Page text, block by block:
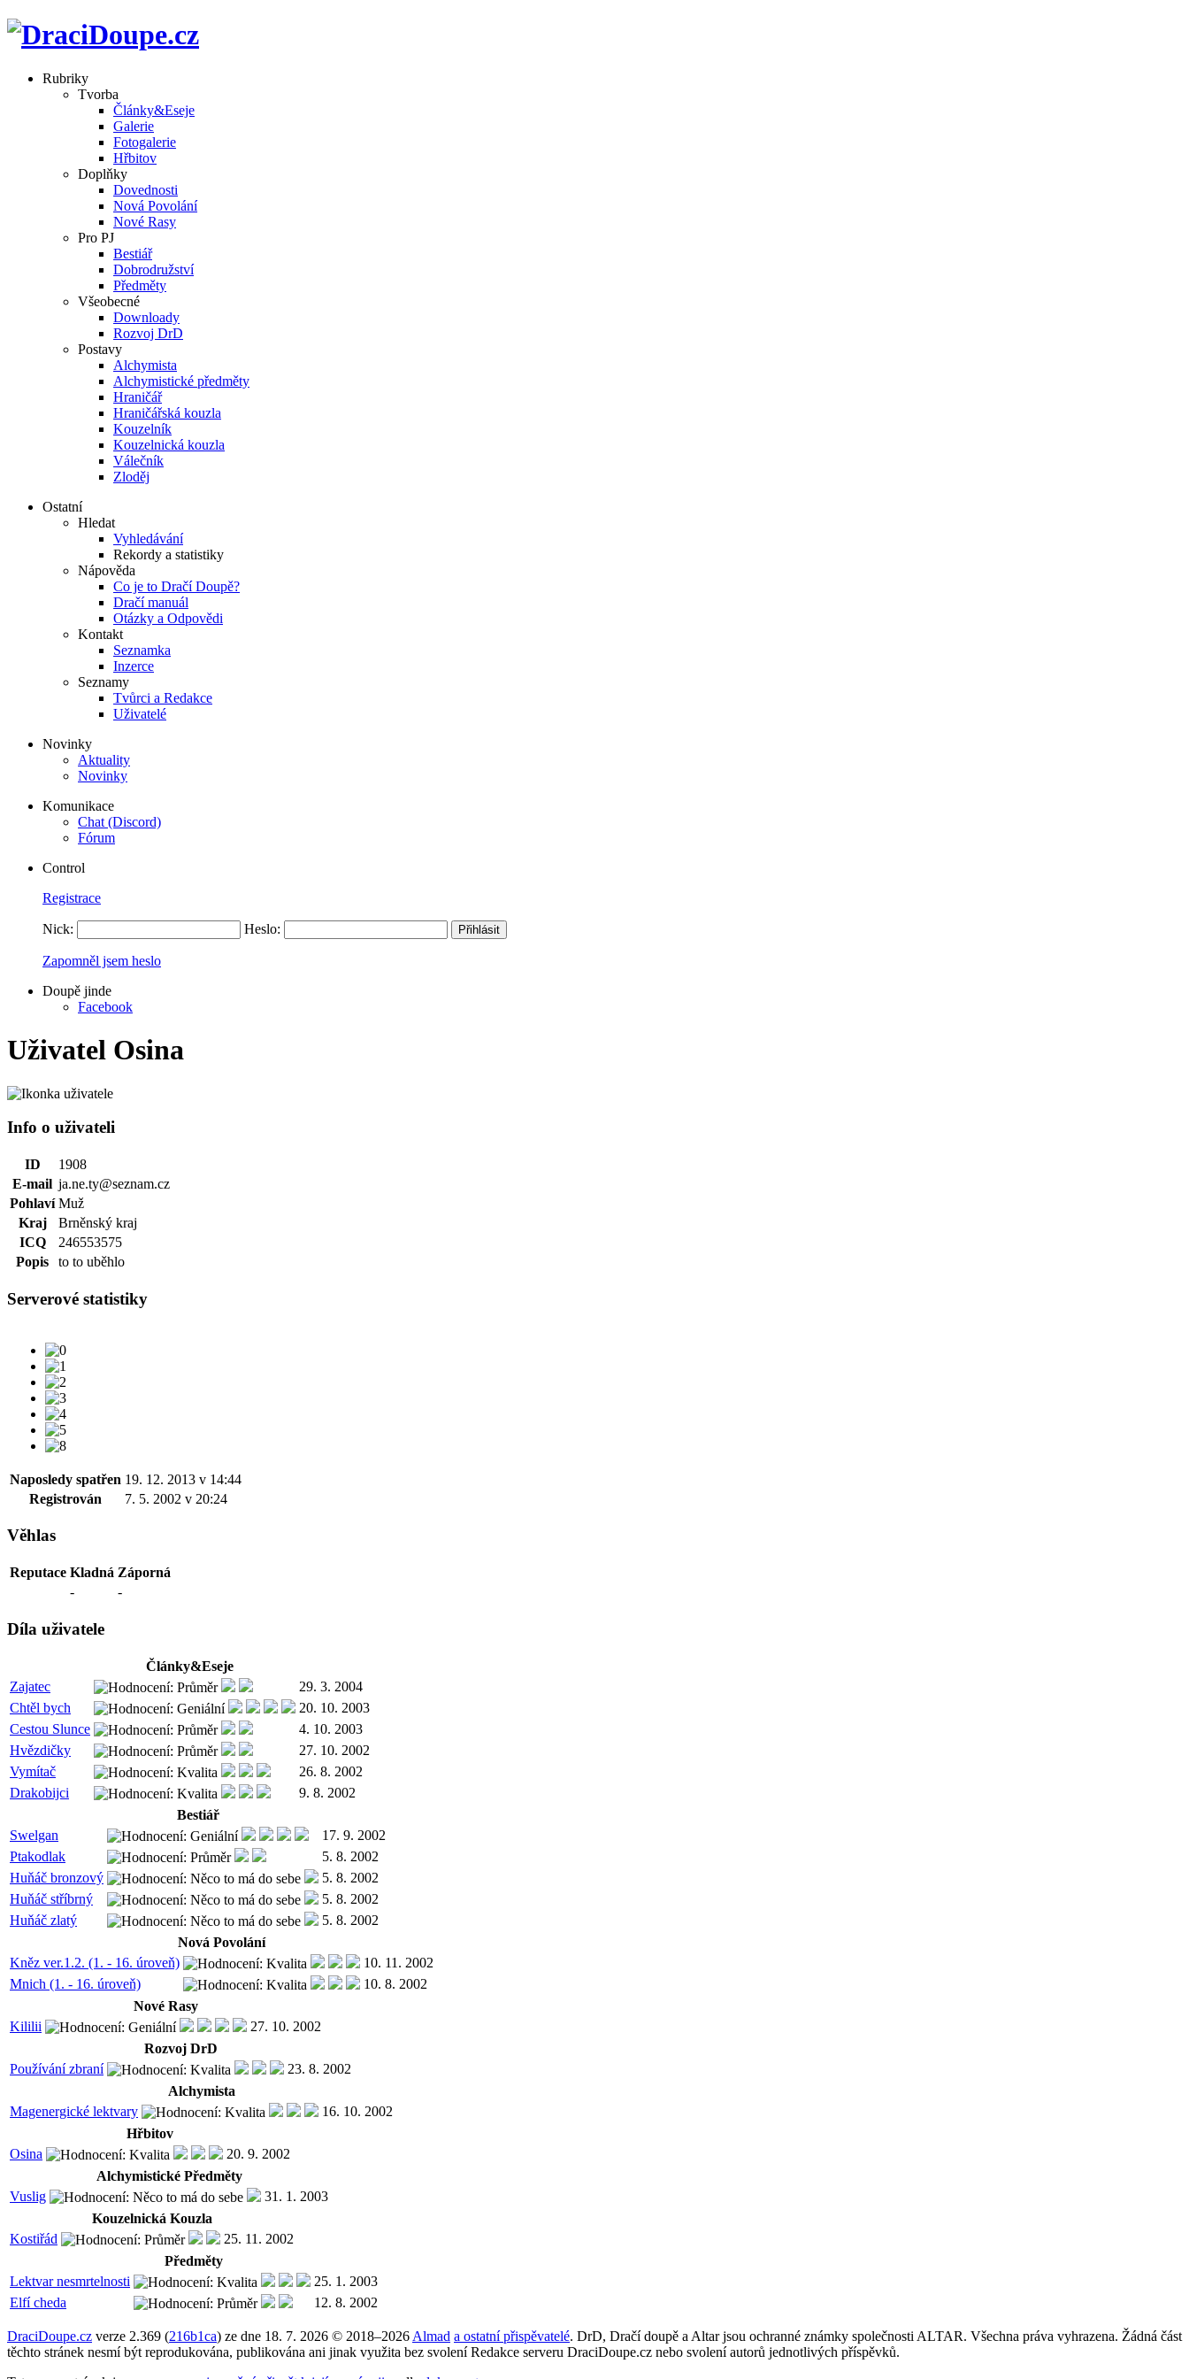
Rubriky
Tvorba
Články&Eseje
Galerie
Fotogalerie
Hřbitov
Doplňky
Dovednosti
Nová Povolání
Nové Rasy
Pro PJ
Bestiář
Dobrodružství
Předměty
Všeobecné
Downloady
Rozvoj DrD
Postavy
Alchymista
Alchymistické předměty
Hraničář
Hraničářská kouzla
Kouzelník
Kouzelnická kouzla
Válečník
Zloděj
Ostatní
Hledat
Vyhledávání
Rekordy a statistiky
Nápověda
Co je to Dračí Doupě?
Dračí manuál
Otázky a Odpovědi
Kontakt
Seznamka
Inzerce
Seznamy
Tvůrci a Redakce
Uživatelé
Novinky
Aktuality
Novinky
Komunikace
Chat (Discord)
Fórum
Control
Registrace
Nick: Heslo:
Zapomněl jsem heslo
Doupě jinde
Facebook
Uživatel Osina
Info o uživateli
ID
1908
E-mail ja.ne.ty@seznam.cz
Pohlaví Muž
Kraj
Brněnský kraj
ICQ
246553575
Popis
to to uběhlo
Serverové statistiky
Naposledy spatřen 19. 12. 2013 v 14:44
Registrován
7. 5. 2002 v 20:24
Věhlas
Reputace Kladná Záporná
-
-
Díla uživatele
Články&Eseje
Zajatec
29. 3. 2004
Chtěl bych
20. 10. 2003
Cestou Slunce
4. 10. 2003
Hvězdičky
27. 10. 2002
Vymítač
26. 8. 2002
Drakobijci
9. 8. 2002
Bestiář
Swelgan
17. 9. 2002
Ptakodlak
5. 8. 2002
Huňáč bronzový
5. 8. 2002
Huňáč stříbrný
5. 8. 2002
Huňáč zlatý
5. 8. 2002
Nová Povolání
Kněz ver.1.2. (1. - 16. úroveň)
10. 11. 2002
Mnich (1. - 16. úroveň)
10. 8. 2002
Nové Rasy
Kililii
27. 10. 2002
Rozvoj DrD
Používání zbraní
23. 8. 2002
Alchymista
Magenergické lektvary
16. 10. 2002
Hřbitov
Osina
20. 9. 2002
Alchymistické Předměty
Vuslig
31. 1. 2003
Kouzelnická Kouzla
Kostiřád
25. 11. 2002
Předměty
Lektvar nesmrtelnosti
25. 1. 2003
Elfí cheda
12. 8. 2002
DraciDoupe.cz verze 2.369 (216b1ca) ze dne 18. 7. 2026 © 2018–2026 Almad a ostatní přispěvatelé. DrD, Dračí doupě a Altar jsou ochranné známky společnosti ALTAR. Všechna práva vyhrazena. Žádná část
těchto stránek nesmí být reprodukována, publikována ani jinak využita bez svolení Redakce serveru DraciDoupe.cz nebo svolení autorů jednotlivých příspěvků.